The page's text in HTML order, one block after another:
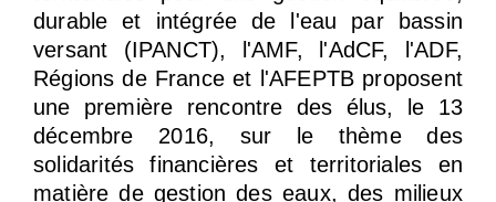
durable et intégrée de l'eau par bassin
versant (IPANCT), l'AMF, l'AdCF, l'ADF,
Régions de France et l'AFEPTB proposent
une première rencontre des élus, le 13
décembre 2016, sur le thème des
solidarités financières et territoriales en
matière de gestion des eaux, des milieux